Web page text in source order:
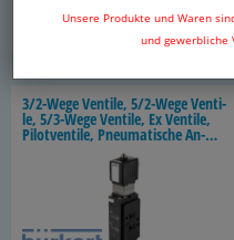
Unsere Produkte und Waren
und gewerbliche
1 Ar­ti­kel
3/2-​Wege Ven­ti­le, 5/2-​Wege Ven­ti­
le, 5/3-​Wege Ven­ti­le, Ex Ven­ti­le,
Pi­lot­ven­ti­le, Pneu­ma­ti­sche An­